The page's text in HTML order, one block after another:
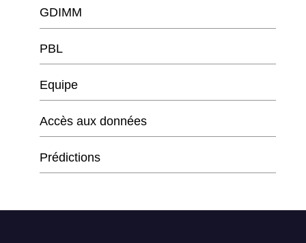
GDIMM
PBL
Equipe
Accès aux données
Prédictions